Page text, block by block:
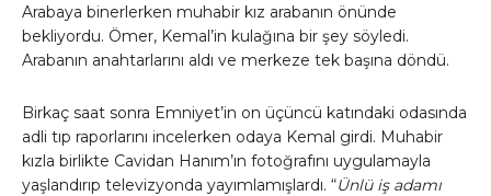
Arabaya binerlerken muhabir kız arabanın önünde
bekliyordu. Ömer, Kemal’in kulağına bir şey söyledi.
Arabanın anahtarlarını aldı ve merkeze tek başına döndü.
Birkaç saat sonra Emniyet’in on üçüncü katındaki odasında
adli tıp raporlarını incelerken odaya Kemal girdi. Muhabir
kızla birlikte Cavidan Hanım’ın fotoğrafını uygulamayla
yaşlandırıp televizyonda yayımlamışlardı. “Ünlü iş adamı